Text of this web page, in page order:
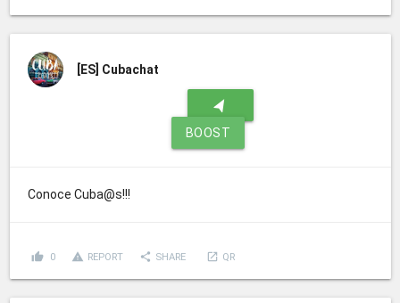
[ES] Cubachat
navigation
BOOST
Conoce Cuba@s!!!
thumb_up 0 report_problem REPORT share SHARE launch QR